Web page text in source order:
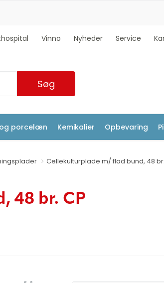
Vinno Nyheder Service
Søg
porcelæn Kemikalier Opbevaring
Cellekulturplade m/ flad bund, 48
48 br. CP